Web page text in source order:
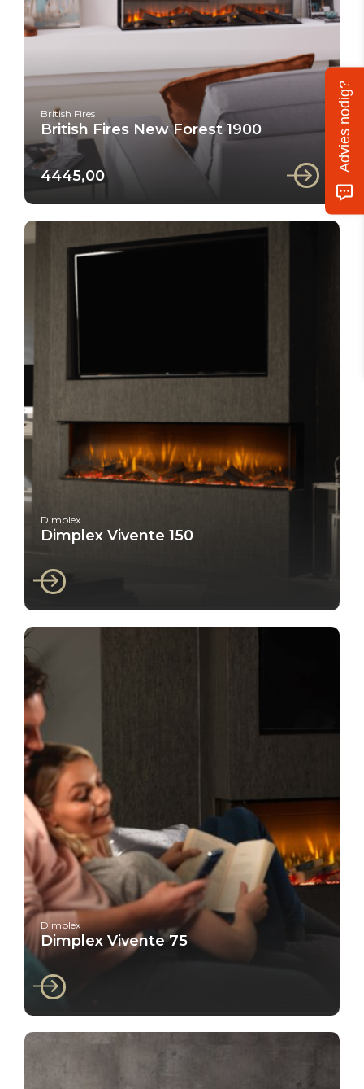
British Fires
British Fires New Forest 1900
4445,00
Dimplex
Dimplex Vivente 150
Dimplex
Dimplex Vivente 75
Advies nodig?